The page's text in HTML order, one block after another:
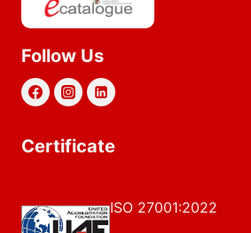
Follow Us
Certificate
ISO 27001:2022